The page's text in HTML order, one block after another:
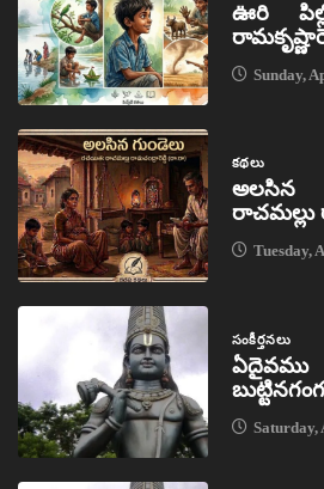
ఊరి
Sunday,
కథలు
అలసిన
రాచమల్లు
Tuesday,
సంకీర్తనలు
Saturday,